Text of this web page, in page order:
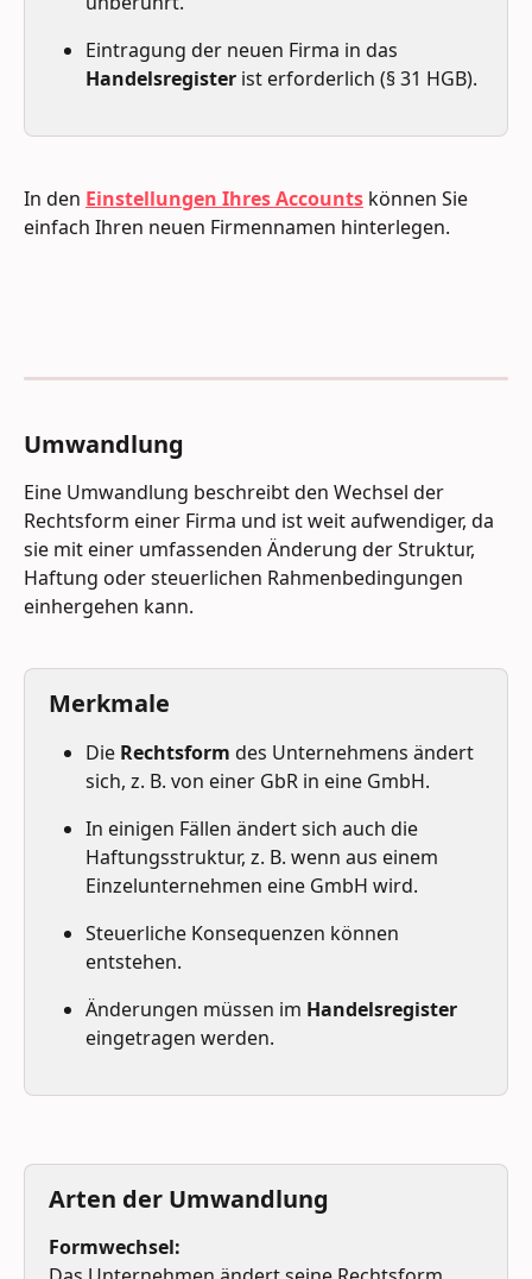
Eintragung der neuen Firma in das
Handelsregister ist erforderlich (§ 31 HGB).
In den Einstellungen Ihres Accounts können Sie
einfach Ihren neuen Firmennamen hinterlegen.
Umwandlung
Eine Umwandlung beschreibt den Wechsel der
Rechtsform einer Firma und ist weit aufwendiger, da
sie mit einer umfassenden Änderung der Struktur,
Haftung oder steuerlichen Rahmenbedingungen
einhergehen kann.
Merkmale
Die Rechtsform des Unternehmens ändert
sich, z. B. von einer GbR in eine GmbH.
In einigen Fällen ändert sich auch die
Haftungsstruktur, z. B. wenn aus einem
Einzelunternehmen eine GmbH wird.
Steuerliche Konsequenzen können
entstehen.
Änderungen müssen im Handelsregister
eingetragen werden.
Arten der Umwandlung
Formwechsel: